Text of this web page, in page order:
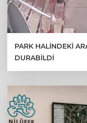
PARK HALİNDEKİ
DURABİLDİ